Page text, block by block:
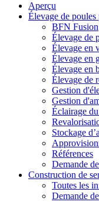
Aperçu
Élevage de poules
BFN Fusion
Élevage de
Élevage en
Élevage en
Élevage en
Élevage de
Gestion
Gestion
Éclairage
Stockage
Références
Demande
Construction de
Toutes les
Demande